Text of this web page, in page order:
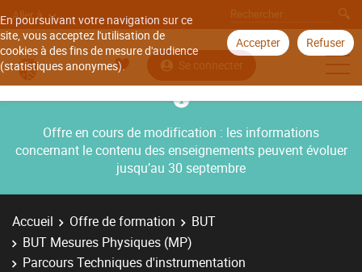
En poursuivant votre navigation sur ce
site, vous acceptez l'utilisation de
cookies à des fins de mesure d'audience
(statistiques anonymes).
Accepter Refuser
Aller à
Se connecter
Offre en cours de modification : les informations
concernant le contenu des enseignements peuvent évoluer
jusqu’au 30 septembre
Accueil Offre de formation
BUT
BUT Mesures Physiques (MP)
Parcours Techniques d'instrumentation